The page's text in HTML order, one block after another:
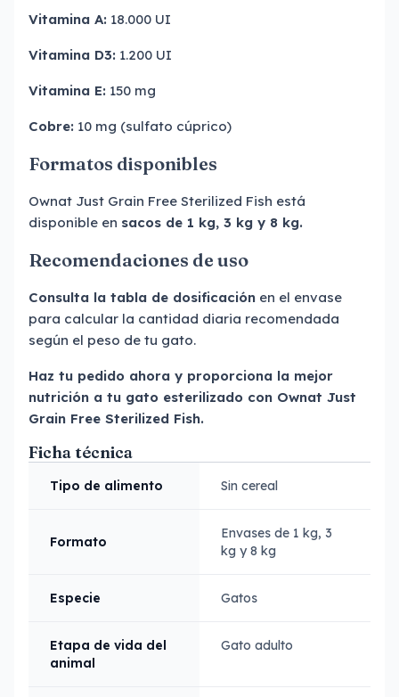
Vitamina A: 18.000 UI
Vitamina D3: 1.200 UI
Vitamina E: 150 mg
Cobre: 10 mg (sulfato cúprico)
Formatos disponibles
Ownat Just Grain Free Sterilized Fish está
disponible en sacos de 1 kg, 3 kg y 8 kg.
Recomendaciones de uso
Consulta la tabla de dosificación en el envase
para calcular la cantidad diaria recomendada
según el peso de tu gato.
Haz tu pedido ahora y proporciona la mejor
nutrición a tu gato esterilizado con Ownat Just
Grain Free Sterilized Fish.
Ficha técnica
Tipo de alimento Sin cereal
Formato
Envases de 1 kg, 3
kg y 8 kg
Especie Gatos
Etapa de vida del
animal
Gato adulto